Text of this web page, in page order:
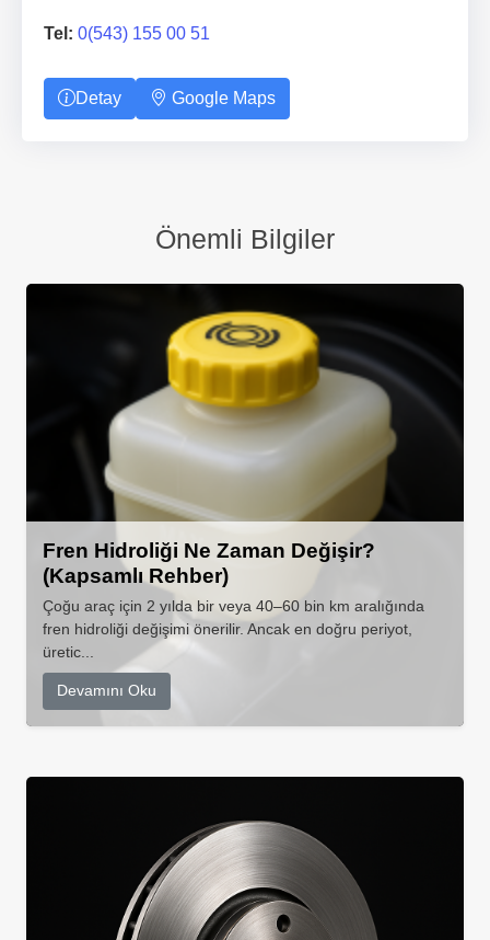
Tel: 0(543) 155 00 51
Detay Google Maps
Önemli Bilgiler
Fren Hidroliği Ne Zaman Değişir?
(Kapsamlı Rehber)
Çoğu araç için 2 yılda bir veya 40–60 bin km aralığında
fren hidroliği değişimi önerilir. Ancak en doğru periyot,
üretic...
Devamını Oku